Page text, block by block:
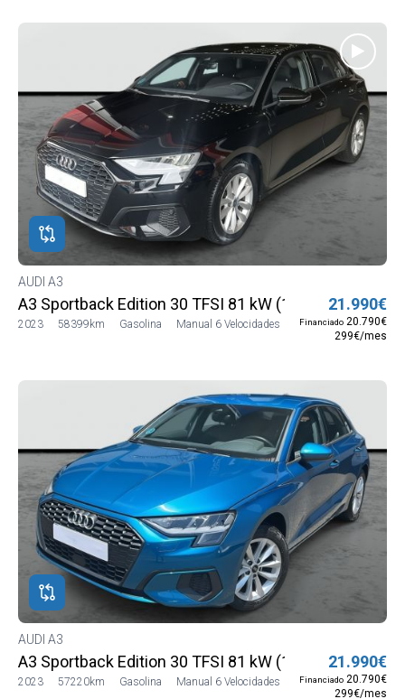
AUDI A3
A3 Sportback Edition 30 TFSI 81 kW (110 CV)
2023 58399km Gasolina Manual 6 Velocidades
21.990€
Financiado 20.790€
299€/mes
AUDI A3
A3 Sportback Edition 30 TFSI 81 kW (110 CV)
2023 57220km Gasolina Manual 6 Velocidades
21.990€
Financiado 20.790€
299€/mes